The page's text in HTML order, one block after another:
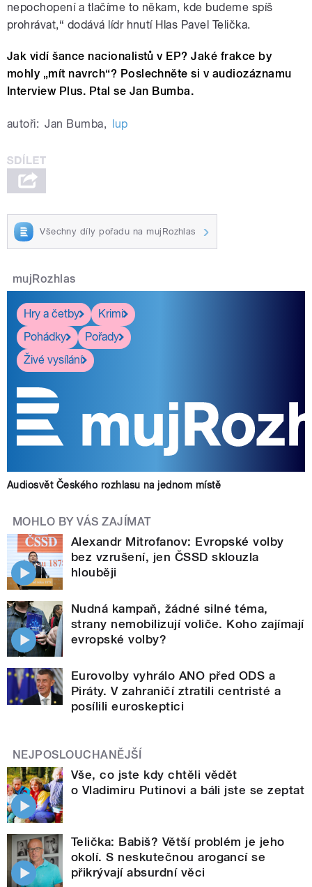
nepochopení a tlačíme to někam, kde budeme spíš
prohrávat,“ dodává lídr hnutí Hlas Pavel Telička.
Jak vidí šance nacionalistů v EP? Jaké frakce by
mohly „mít navrch“? Poslechněte si v audiozáznamu
Interview Plus. Ptal se Jan Bumba.
autoři: Jan Bumba, lup
Všechny díly pořadu na mujRozhlas
mujRozhlas
Hry a četby
Krimi
Pohádky
Pořady
Živé vysílání
Audiosvět Českého rozhlasu na jednom místě
MOHLO BY VÁS ZAJÍMAT
Alexandr Mitrofanov: Evropské volby
bez vzrušení, jen ČSSD sklouzla
hlouběji
Nudná kampaň, žádné silné téma,
strany nemobilizují voliče. Koho zajímají
evropské volby?
Eurovolby vyhrálo ANO před ODS a
Piráty. V zahraničí ztratili centristé a
posílili euroskeptici
NEJPOSLOUCHANĚJŠÍ
Vše, co jste kdy chtěli vědět
o Vladimiru Putinovi a báli jste se zeptat
Telička: Babiš? Větší problém je jeho
okolí. S neskutečnou arogancí se
přikrývají absurdní věci